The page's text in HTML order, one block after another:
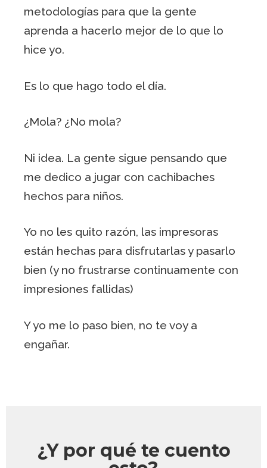
metodologías para que la gente
aprenda a hacerlo mejor de lo que lo
hice yo.
Es lo que hago todo el día.
¿Mola? ¿No mola?
Ni idea. La gente sigue pensando que
me dedico a jugar con cachibaches
hechos para niños.
Yo no les quito razón, las impresoras
están hechas para disfrutarlas y pasarlo
bien (y no frustrarse continuamente con
impresiones fallidas)
Y yo me lo paso bien, no te voy a
engañar.
¿Y por qué te cuento